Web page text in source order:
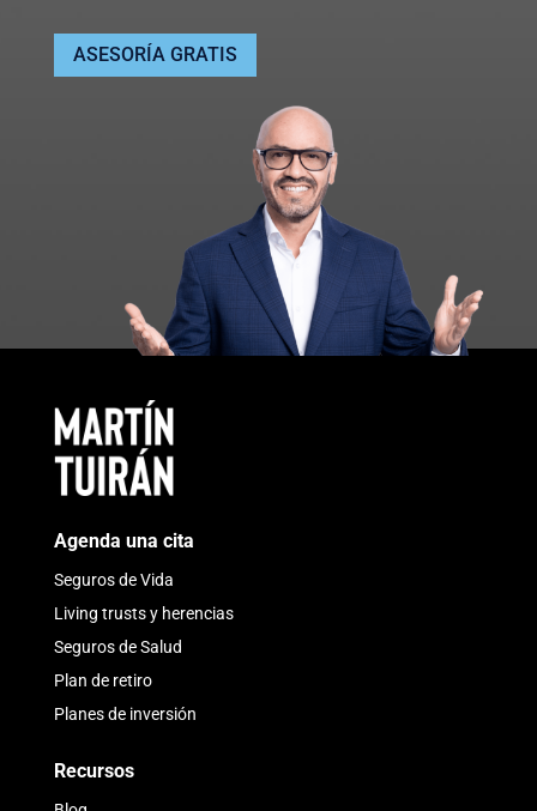
ASESORÍA GRATIS
Agenda una cita
Seguros de Vida
Living trusts y herencias
Seguros de Salud
Plan de retiro
Planes de inversión
Recursos